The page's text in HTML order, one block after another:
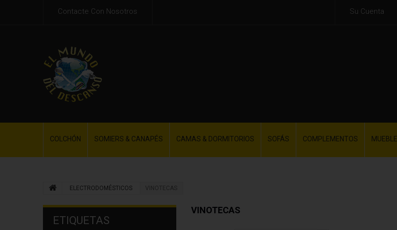
Contacte Con Nosotros Su Cuenta
COLCHÓN SOMIERS & CANAPÉS CAMAS & DORMITORIOS SOFÁS COMPLEMENTOS
ELECTRODOMÉSTICOS VINOTECAS
ETIQUETAS
VINOTECAS